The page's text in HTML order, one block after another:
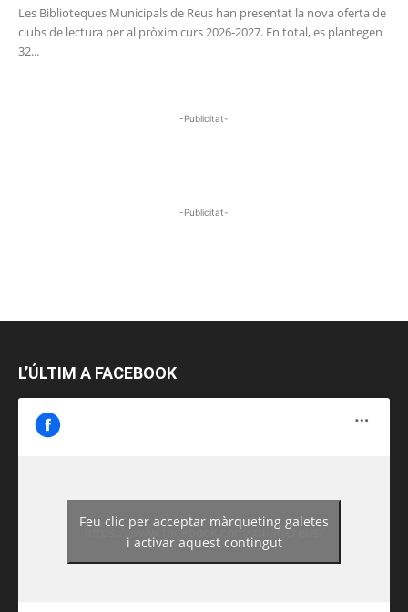
Les Biblioteques Municipals de Reus han presentat la nova oferta de
clubs de lectura per al pròxim curs 2026-2027. En total, es plantegen
32...
-Publicitat-
-Publicitat-
L’ÚLTIM A FACEBOOK
https://www.facebook.com/guiadereus/
Feu clic per acceptar màrqueting galetes
i activar aquest contingut